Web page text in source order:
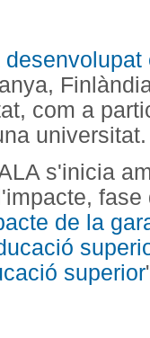
com a
universitat.
s'inicia
de la
superior